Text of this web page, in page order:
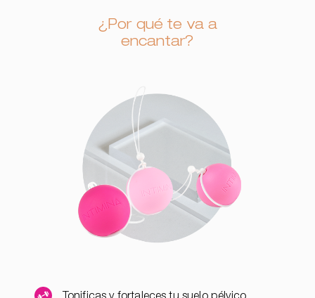
¿Por qué te va a
encantar?
Tonificas y fortaleces tu suelo pélvico